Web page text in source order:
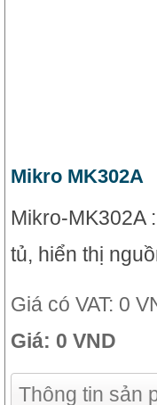
Mikro MK302A
Mikro-MK302A
tủ, hiển thị
Giá có VAT: 0
Giá: 0 VND
Thông tin sản